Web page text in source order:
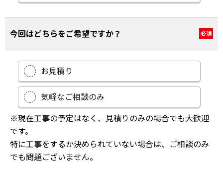
今回はどちらをご希望ですか？ 必須
お見積り
気軽なご相談のみ
※現在工事の予定はなく、見積りのみの場合でも大歓迎
です。
特に工事をするか決められていない場合は、ご相談のみ
でも問題ございません。